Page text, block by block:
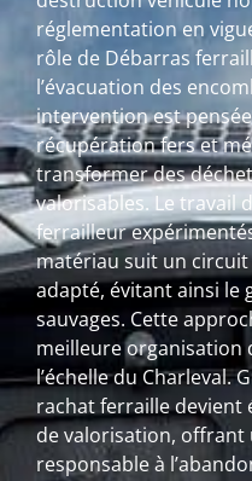
réglementation en
rôle de Débarras
l’évacuation des
intervention est
récupération fers et
transformer des
valorisables. Le travail
ferrailleur
matériau suit un
adapté, évitant ainsi le
sauvages. Cette
meilleure organisation
l’échelle du Charleval.
rachat ferraille
de valorisation, offrant
responsable à